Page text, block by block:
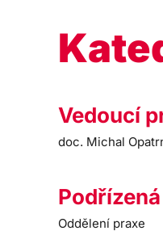
Vedoucí
doc. Michal
Oddělení praxe